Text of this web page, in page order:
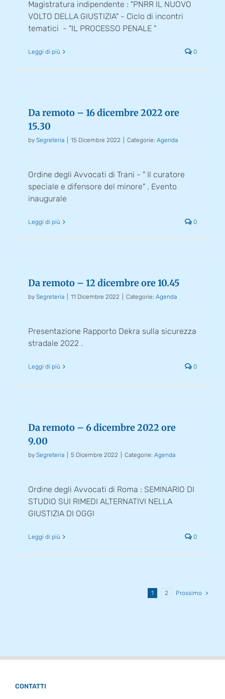
Magistratura indipendente : "PNRR IL NUOVO
VOLTO DELLA GIUSTIZIA" - Ciclo di incontri
tematici - "IL PROCESSO PENALE "
Leggi di più 0
Da remoto – 16 dicembre 2022 ore
15.30
by Segreteria 15 Dicembre 2022 Categorie: Agenda
Ordine degli Avvocati di Trani - " Il curatore
speciale e difensore del minore" . Evento
inaugurale
Leggi di più 0
Da remoto – 12 dicembre ore 10.45
by Segreteria 11 Dicembre 2022 Categorie: Agenda
Presentazione Rapporto Dekra sulla sicurezza
stradale 2022 .
Leggi di più 0
Da remoto – 6 dicembre 2022 ore
9.00
by Segreteria 5 Dicembre 2022 Categorie: Agenda
Ordine degli Avvocati di Roma : SEMINARIO DI
STUDIO SUI RIMEDI ALTERNATIVI NELLA
GIUSTIZIA DI OGGI
Leggi di più 0
1 2 Prossimo
CONTATTI